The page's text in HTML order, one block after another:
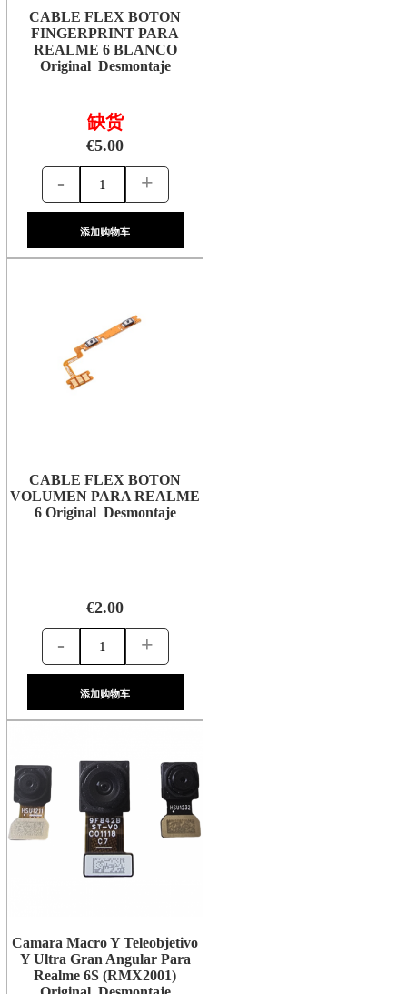
CABLE FLEX BOTON
FINGERPRINT PARA
REALME 6 BLANCO
Original Desmontaje
缺货
€5.00
- +
添加购物车
CABLE FLEX BOTON
VOLUMEN PARA REALME
6 Original Desmontaje
€2.00
- +
添加购物车
Camara Macro Y Teleobjetivo
Y Ultra Gran Angular Para
Realme 6S (RMX2001)